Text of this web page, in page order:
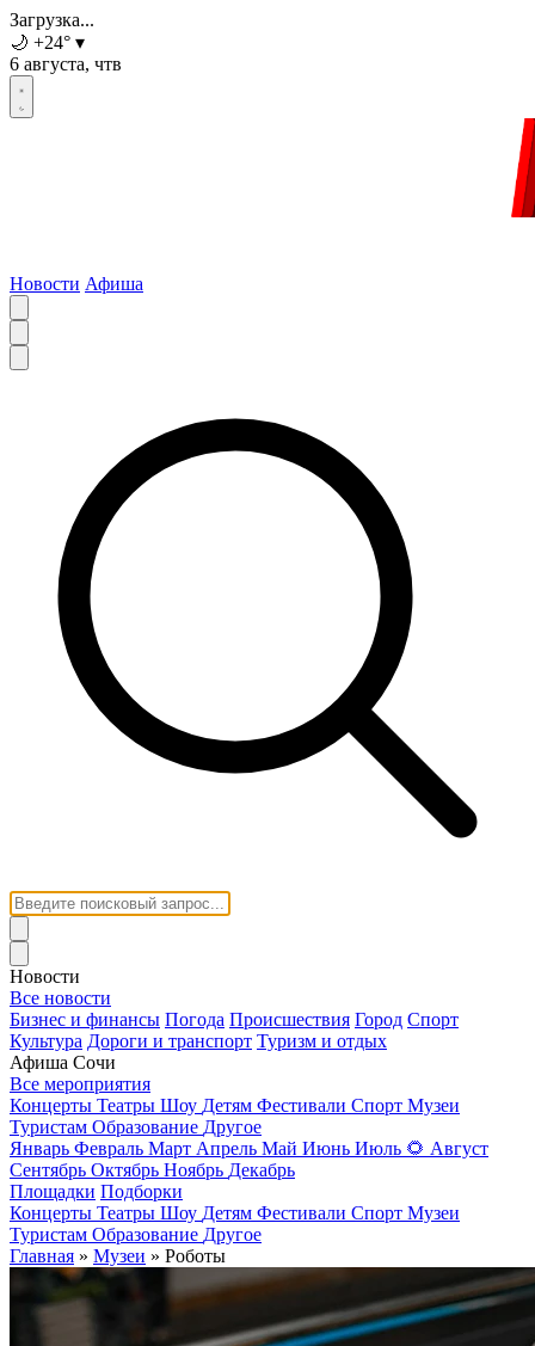
Загрузка...
🌙 +24° ▾
6 августа, чтв
Новости Афиша
Новости
Все новости
Бизнес и финансы Погода Происшествия Город Спорт
Культура Дороги и транспорт Туризм и отдых
Афиша Сочи
Все мероприятия
Концерты Театры Шоу Детям Фестивали Спорт Музеи
Туристам Образование Другое
Январь Февраль Март Апрель Май Июнь Июль 🌻 Август
Сентябрь Октябрь Ноябрь Декабрь
Площадки Подборки
Концерты Театры Шоу Детям Фестивали Спорт Музеи
Туристам Образование Другое
Главная » Музеи » Роботы